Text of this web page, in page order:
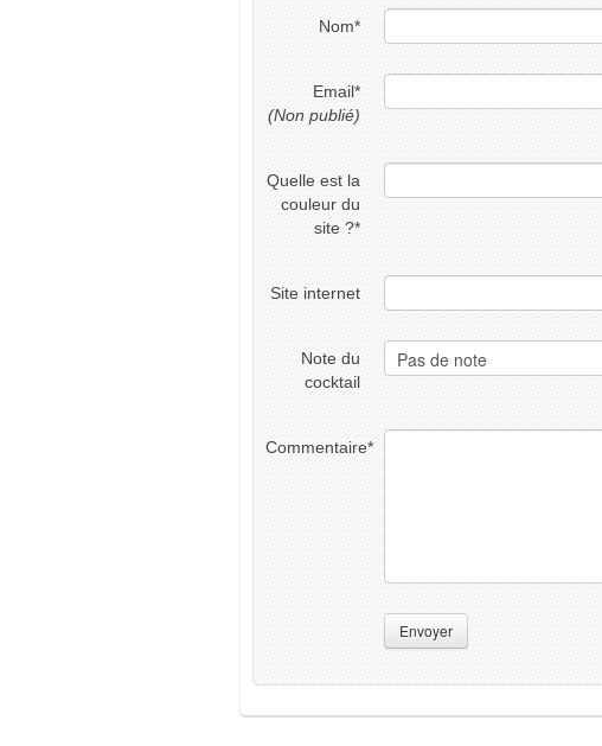
Nom*
Email*
(Non publié)
Quelle est la
couleur du
site ?*
Site internet
Note du
cocktail
Commentaire*
Envoyer